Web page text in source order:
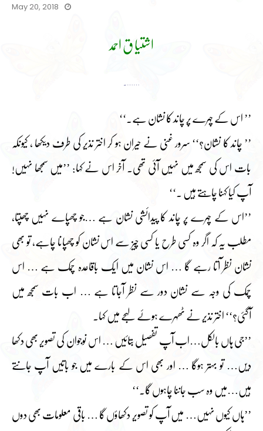
May 20, 2018
اشتیا ق احمد
’’ اس کے چہرے پر چاند کا نشان ہے۔‘‘
’’ چاند کا نشان؟‘‘ سرور غنی نے حیران ہو کر اختر نذیر کی طرف دیکھا ، کیونکہ
بات اس کی سمجھ میں نہیں آئی تھی۔ آخر اس نے کہا: ’’میں سمجھا نہیں!
آپ کیا کہنا چاہتے ہیں ۔‘‘
’’اس کے چہرے پر چاند کا پیدائشی نشان ہے …جو چھپاے نہیں چھپتا،
مطلب یہ کہ اگر وہ کسی طرح یا کسی چیز سے اس نشان کو چھپانا چاہے، تو بھی
نشان نظر آتا رہے گا … اس نشان میں ایک باقاعدہ چمک ہے … اس
چمک کی وجہ سے نشان دور سے نظر آجاتا ہے … اب بات سمجھ میں
آگئی؟‘‘ اختر نذیر نے ٹھہرے ہوئے لہجے میں کہا۔
’’جی ہاں بالکل…اب آپ تفصیل بتائیں … اس نوجوان کی تصویر بھی دکھا
دیں… تو بہتر ہوگا … اور بھی اس کے بارے میں جو باتیں آپ جانتے
ہیں…میں وہ سب جاننا چاہوں گا۔‘‘
’’ہاں کیوں نہیں… میں آپ کو تصویر دکھاؤں گا … باقی معلومات بھی دوں